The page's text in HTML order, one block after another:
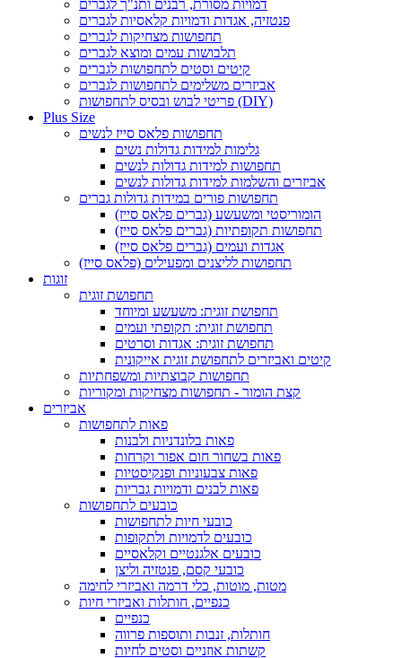
דמויות מסורת, רבנים ותנ"ך לגברים
פנטזיה, אגדות ודמויות קלאסיות לגברים
תחפושות מצחיקות לגברים
תלבושות עמים ומוצא לגברים
קיטים וסטים לתחפושות לגברים
אביזרים משלימים לתחפושות לגברים
פריטי לבוש ובסיס לתחפושות (DIY)
Plus Size
תחפושות פלאס סייז לנשים
גלימות למידות גדולות נשים
תחפושות למידות גדולות לנשים
אביזרים והשלמות למידות גדולות לנשים
תחפושות פורים במידות גדולות גברים
הומוריסטי ומשעשע (גברים פלאס סייז)
תחפושות תקופתיות (גברים פלאס סייז)
אגדות ועמים (גברים פלאס סייז)
תחפושות לליצנים ומפעילים (פלאס סייז)
זוגות
תחפושת זוגית
תחפושת זוגית: משעשע ומיוחד
תחפושת זוגית: תקופתי ועמים
תחפושת זוגית: אגדות וסרטים
קיטים ואביזרים לתחפושת זוגית אייקונית
תחפושות קבוצתיות ומשפחתיות
קצת הומור - תחפושות מצחיקות ומקוריות
אביזרים
פאות לתחפושות
פאות בלונדניות ולבנות
פאות בשחור חום אפור וקרחות
פאות צבעוניות ופנקיסטיות
פאות לבנים ודמויות גבריות
כובעים לתחפושות
כובעי חיות לתחפושות
כובעים לדמויות ולתקופות
כובעים אלגנטיים וקלאסיים
כובעי קסם, פנטזיה וליצן
מטות, מוטות, כלי דרמה ואביזרי לחימה
כנפיים, חותלות ואביזרי חיות
כנפיים
חותלות, זנבות ותוספות פרווה
קשתות אוזניים וסטים לחיות